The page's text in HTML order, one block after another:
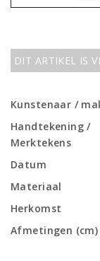
DIT ARTIKEL IS
Kunstenaar /
Handtekening /
Merktekens
Datum
Materiaal
Herkomst
Afmetingen (cm)